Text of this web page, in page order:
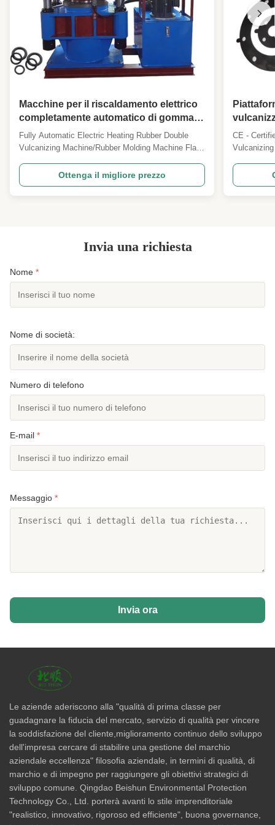
Macchine per il riscaldamento elettrico
completamente automatico di gomma a
doppia vulcanizzazione / stampatrici di
gomma
Fully Automatic Electric Heating Rubber Double
Vulcanizing Machine/Rubber Molding Machine Flat
is a good helper for rubber and plastic industry. It is
mainly used for mixing and processing of chemical
raw materials such as polymers such as rubber ...
Ottenga il migliore prezzo
CE -
high -
Invia una richiesta
Nome *
Nome di società:
Numero di telefono
E-mail *
Messaggio *
Invia ora
Le aziende aderiscono alla "qualità di prima classe per
guadagnare la fiducia del mercato, servizio di qualità per vincere
la soddisfazione del cliente,miglioramento continuo dello sviluppo
dell'impresa cercare di stabilire una gestione del marchio
aziendale eccellenza" filosofia aziendale, in termini di qualità, di
marchio e di impegno per raggiungere gli obiettivi strategici di
sviluppo comune. Qingdao Beishun Environmental Protection
Technology Co., Ltd. porterà avanti lo stile imprenditoriale
"realistico, innovativo, rigoroso ed efficiente", buona governance,